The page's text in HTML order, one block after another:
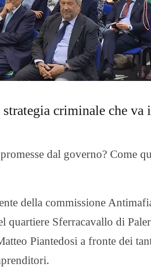
O
R
T
A
G
E
S
p
E
criminale che va
dal governo? Come
della commissione
quartiere Sferracavallo di
Piantedosi a fronte dei